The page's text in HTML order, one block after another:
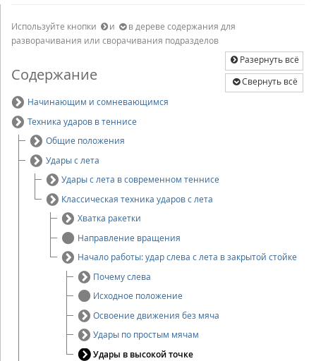
Используйте кнопки и
в дереве содержания для
разворачивания или сворачивания подразделов
Разернуть всё
Свернуть всё
Содержание
Начинающим и сомневающимся
Техника ударов в теннисе
Общие положения
Удары с лета
Удары с лета в современном теннисе
Классическая техника ударов с лета
Хватка ракетки
Направление вращения
Начало работы: удар слева с лета в закрытой стойке
Почему слева
Исходное положение
Освоение движения без мяча
Удары по простым мячам
Удары в высокой точке